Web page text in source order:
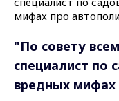
"По совету
специалист по
вредных мифах